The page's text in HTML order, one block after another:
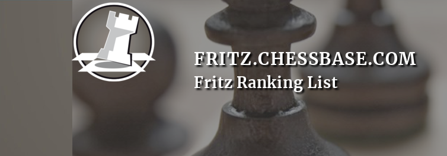
FRITZ.CHESSBASE.COM
Fritz Ranking List